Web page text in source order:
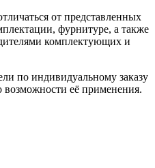
от представленных
фурнитуре, а также
комплектующих и
по индивидуальному заказу
возможности её применения.